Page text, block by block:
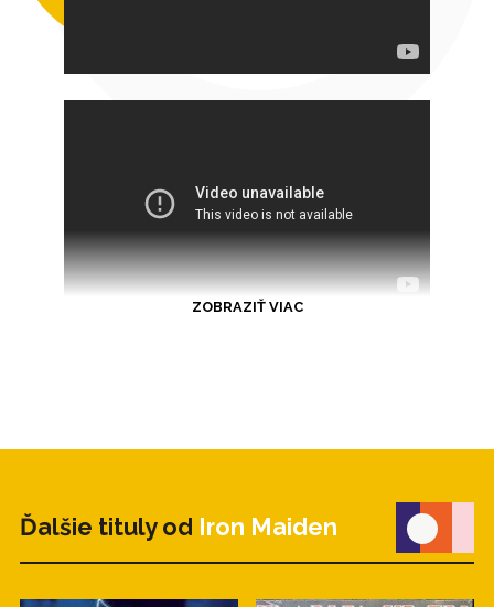
ZOBRAZIŤ VIAC
Ďalšie tituly od Iron Maiden